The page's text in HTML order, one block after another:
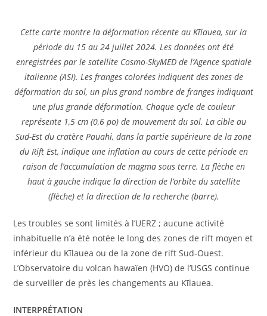
Cette carte montre la déformation récente au Kīlauea, sur la
période du 15 au 24 juillet 2024. Les données ont été
enregistrées par le satellite Cosmo-SkyMED de l’Agence spatiale
italienne (ASI). Les franges colorées indiquent des zones de
déformation du sol, un plus grand nombre de franges indiquant
une plus grande déformation. Chaque cycle de couleur
représente 1,5 cm (0,6 po) de mouvement du sol. La cible au
Sud-Est du cratère Pauahi, dans la partie supérieure de la zone
du Rift Est, indique une inflation au cours de cette période en
raison de l’accumulation de magma sous terre. La flèche en
haut à gauche indique la direction de l’orbite du satellite
(flèche) et la direction de la recherche (barre).
Les troubles se sont limités à l’UERZ ; aucune activité
inhabituelle n’a été notée le long des zones de rift moyen et
inférieur du Kīlauea ou de la zone de rift Sud-Ouest.
L’Observatoire du volcan hawaïen (HVO) de l’USGS continue
de surveiller de près les changements au Kīlauea.
INTERPRÉTATION